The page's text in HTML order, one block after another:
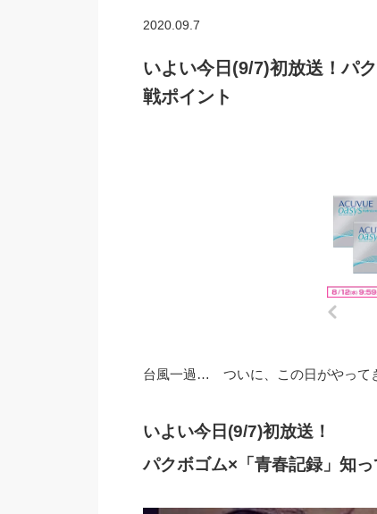
2020.09.7
いよい今日(9/7)初放送！パ
戦ポイント
台風一過… ついに、この日がやっ
いよい今日(9/7)初放送！
パクボゴム×「青春記録」知